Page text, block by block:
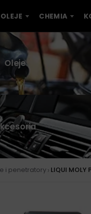
OLEJE CHEMIA
Oleje
i penetratory› LIQUI MOLY